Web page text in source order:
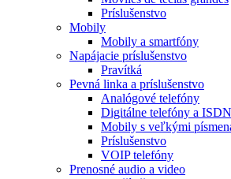
Príslušenstvo
Mobily
Mobily a smartfóny
Napájacie príslušenstvo
Pravítká
Pevná linka a príslušenstvo
Analógové telefóny
Digitálne telefóny a ISDN
Mobily s veľkými
Príslušenstvo
VOIP telefóny
Prenosné audio a video